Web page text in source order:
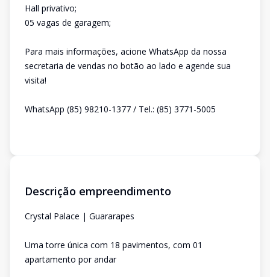
Hall privativo;
05 vagas de garagem;
Para mais informações, acione WhatsApp da nossa
secretaria de vendas no botão ao lado e agende sua
visita!
WhatsApp (85) 98210-1377 / Tel.: (85) 3771-5005
Descrição empreendimento
Crystal Palace | Guararapes
Uma torre única com 18 pavimentos, com 01
apartamento por andar